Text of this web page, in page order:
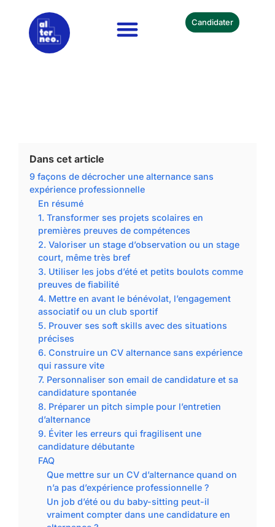
Candidater
Dans cet article
9 façons de décrocher une alternance sans
expérience professionnelle
En résumé
1. Transformer ses projets scolaires en
premières preuves de compétences
2. Valoriser un stage d’observation ou un stage
court, même très bref
3. Utiliser les jobs d’été et petits boulots comme
preuves de fiabilité
4. Mettre en avant le bénévolat, l’engagement
associatif ou un club sportif
5. Prouver ses soft skills avec des situations
précises
6. Construire un CV alternance sans expérience
qui rassure vite
7. Personnaliser son email de candidature et sa
candidature spontanée
8. Préparer un pitch simple pour l’entretien
d’alternance
9. Éviter les erreurs qui fragilisent une
candidature débutante
FAQ
Que mettre sur un CV d’alternance quand on
n’a pas d’expérience professionnelle ?
Un job d’été ou du baby-sitting peut-il
vraiment compter dans une candidature en